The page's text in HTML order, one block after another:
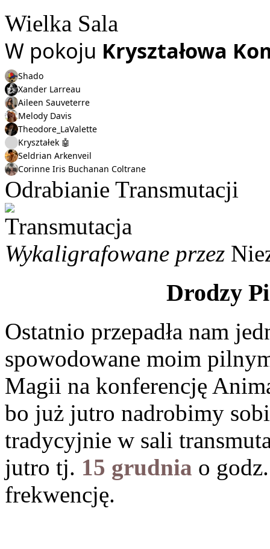
Wielka Sala
W pokoju Kryształowa
Shado
Xander Larreau
Aileen Sauveterre
Melody Davis
Theodore_LaValette
Kryształek 🤖
Seldrian Arkenveil
Corinne Iris Buchanan Coltrane
Odrabianie Transmutacji
Wykaligrafowane przez
Drodzy
Ostatnio przepadła nam
spowodowane moim
Magii na konferencję
bo już jutro nadrobimy
tradycyjnie w sali
jutro tj. 15 grudnia o
frekwencję.